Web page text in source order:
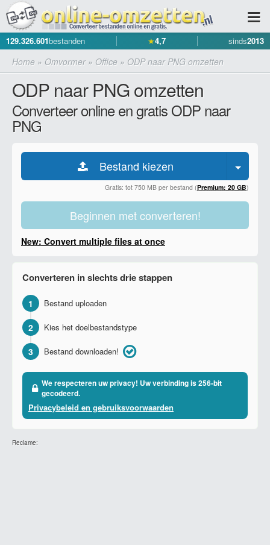
129.326.601bestanden ★4,7 sinds2013
Home » Omvormer» Office » ODP naar PNG omzetten
ODP naar PNG omzetten
Converteer online en gratis ODP naar
PNG
Bestand kiezen
Gratis: tot 750 MB per bestand (Premium: 20 GB)
Beginnen met converteren!
New: Convert multiple files at once
Converteren in slechts drie stappen
1 Bestand uploaden
2 Kies het doelbestandstype
3 Bestand downloaden!
We respecteren uw privacy! Uw verbinding is 256-bit
gecodeerd.
Privacybeleid en gebruiksvoorwaarden
Reclame: